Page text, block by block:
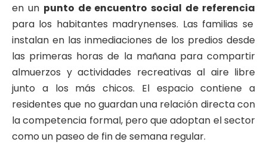
en un punto de encuentro social de referencia
para los habitantes madrynenses. Las familias se
instalan en las inmediaciones de los predios desde
las primeras horas de la mañana para compartir
almuerzos y actividades recreativas al aire libre
junto a los más chicos. El espacio contiene a
residentes que no guardan una relación directa con
la competencia formal, pero que adoptan el sector
como un paseo de fin de semana regular.